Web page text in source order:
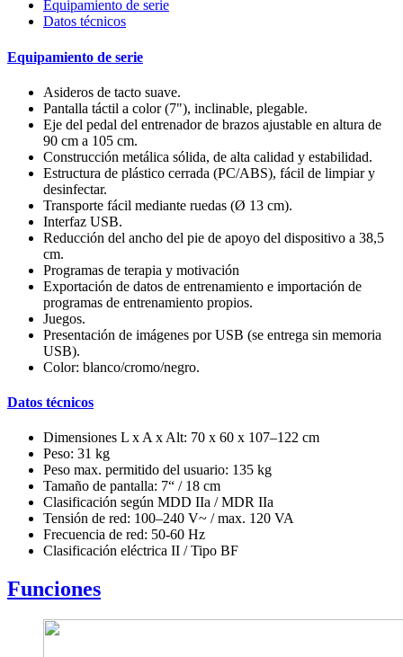
Equipamiento de serie
Datos técnicos
Equipamiento de serie
Asideros de tacto suave.
Pantalla táctil a color (7"), inclinable, plegable.
Eje del pedal del entrenador de brazos ajustable en altura de
90 cm a 105 cm.
Construcción metálica sólida, de alta calidad y estabilidad.
Estructura de plástico cerrada (PC/ABS), fácil de limpiar y
desinfectar.
Transporte fácil mediante ruedas (Ø 13 cm).
Interfaz USB.
Reducción del ancho del pie de apoyo del dispositivo a 38,5
cm.
Programas de terapia y motivación
Exportación de datos de entrenamiento e importación de
programas de entrenamiento propios.
Juegos.
Presentación de imágenes por USB (se entrega sin memoria
USB).
Color: blanco/cromo/negro.
Datos técnicos
Dimensiones L x A x Alt: 70 x 60 x 107–122 cm
Peso: 31 kg
Peso max. permitido del usuario: 135 kg
Tamaño de pantalla: 7“ / 18 cm
Clasificación según MDD IIa / MDR IIa
Tensión de red: 100–240 V~ / max. 120 VA
Frecuencia de red: 50-60 Hz
Clasificación eléctrica II / Tipo BF
Funciones